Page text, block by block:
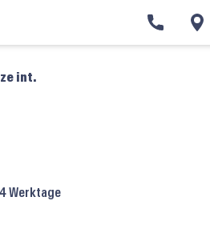
›
int.
Werktage